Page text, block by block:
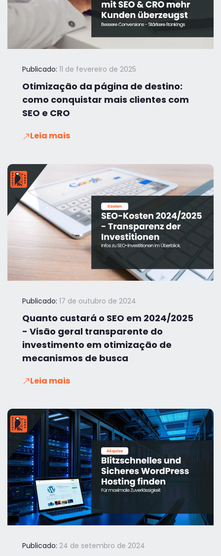
Publicado: 11 de fevereiro de 2025
Otimização da página de destino:
como conquistar mais clientes com
SEO e CRO
Leia mais
Publicado: 17 de outubro de 2024
Quanto custará o SEO em 2024/2025
- Visão geral transparente do
investimento em otimização de
mecanismos de busca
Leia mais
Publicado: 24 de setembro de 2024